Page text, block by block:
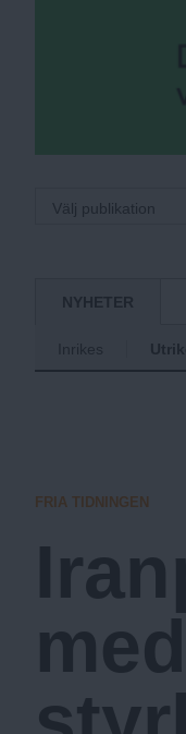
Välj publikation
F
r
a
.
N
NYHETER
Inrikes
FRIA TIDNINGEN